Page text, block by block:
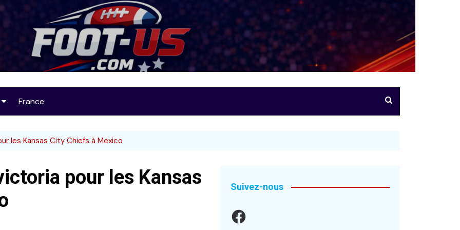
Foot-US
France
les Kansas City Chiefs à Mexico
pour les Kansas
Suivez-nous
Facebook